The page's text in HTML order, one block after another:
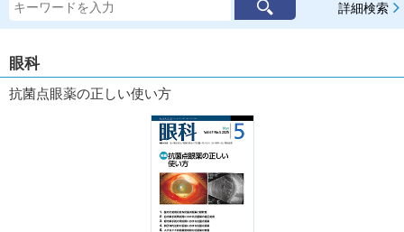
詳細検索
眼科
抗菌点眼薬の正しい使い方